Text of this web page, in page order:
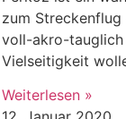
zum
voll-akro-tauglich
Vielseitigkeit
Weiterlesen »